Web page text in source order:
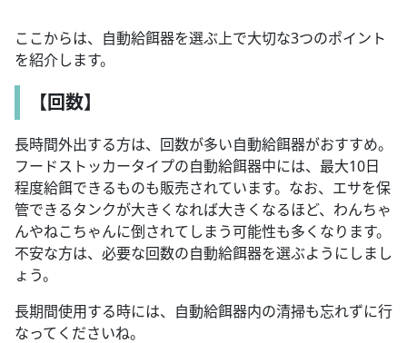
ここからは、自動給餌器を選ぶ上で大切な3つのポイント
を紹介します。
【回数】
長時間外出する方は、回数が多い自動給餌器がおすすめ。
フードストッカータイプの自動給餌器中には、最大10日
程度給餌できるものも販売されています。なお、エサを保
管できるタンクが大きくなれば大きくなるほど、わんちゃ
んやねこちゃんに倒されてしまう可能性も多くなります。
不安な方は、必要な回数の自動給餌器を選ぶようにしまし
ょう。
長期間使用する時には、自動給餌器内の清掃も忘れずに行
なってくださいね。